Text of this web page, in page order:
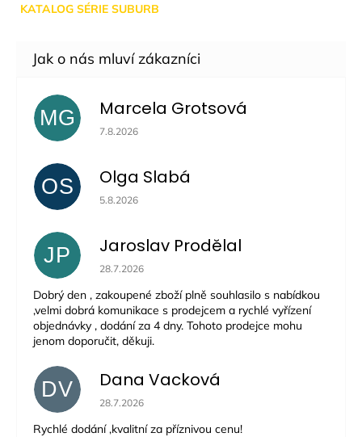
KATALOG SÉRIE SUBURB
MG Marcela Grotsová
Hodnocení obchodu je 5 z 5 hvězdiček.
7.8.2026
OS Olga Slabá
Hodnocení obchodu je 5 z 5 hvězdiček.
5.8.2026
JP Jaroslav Prodělal
Hodnocení obchodu je 5 z 5 hvězdiček.
28.7.2026
Dobrý den , zakoupené zboží plně souhlasilo s nabídkou
,velmi dobrá komunikace s prodejcem a rychlé vyřízení
objednávky , dodání za 4 dny. Tohoto prodejce mohu
jenom doporučit, děkuji.
DV Dana Vacková
Hodnocení obchodu je 5 z 5 hvězdiček.
28.7.2026
Rychlé dodání ,kvalitní za příznivou cenu!